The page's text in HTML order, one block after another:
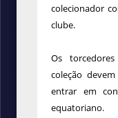
colecionador
clube.
Os
coleção
entrar em
equatoriano.